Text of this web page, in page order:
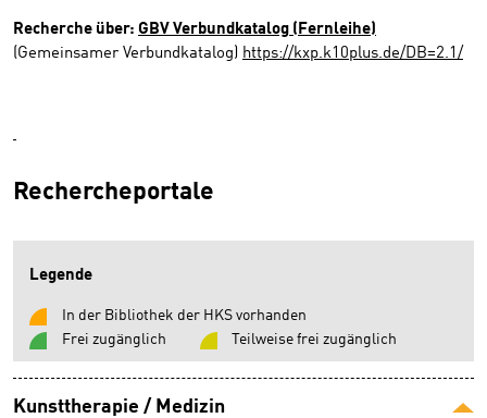
Recherche über: GBV Verbundkatalog (Fernleihe)
(Gemeinsamer Verbundkatalog) https://kxp.k10plus.de/DB=2.1/
Rechercheportale
Legende
In der Bibliothek der HKS vorhanden
Frei zugänglich
Teilweise frei zugänglich
Kunsttherapie / Medizin